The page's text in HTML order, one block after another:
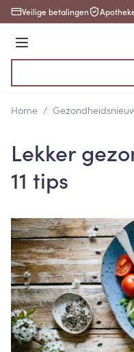
Ga naar de inhoud
Veilige betalingen
Menu
Home /
Lekker
11 tips